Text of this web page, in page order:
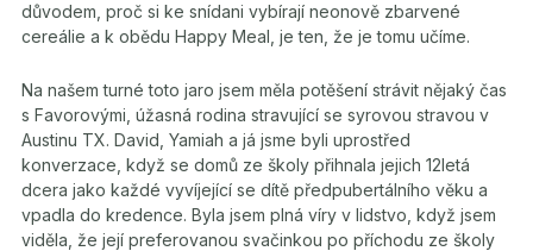
důvodem, proč si ke snídani vybírají neonově zbarvené
cereálie a k obědu Happy Meal, je ten, že je tomu učíme.
Na našem turné toto jaro jsem měla potěšení strávit nějaký čas
s Favorovými, úžasná rodina stravující se syrovou stravou v
Austinu TX. David, Yamiah a já jsme byli uprostřed
konverzace, když se domů ze školy přihnala jejich 12letá
dcera jako každé vyvíjející se dítě předpubertálního věku a
vpadla do kredence. Byla jsem plná víry v lidstvo, když jsem
viděla, že její preferovanou svačinkou po příchodu ze školy